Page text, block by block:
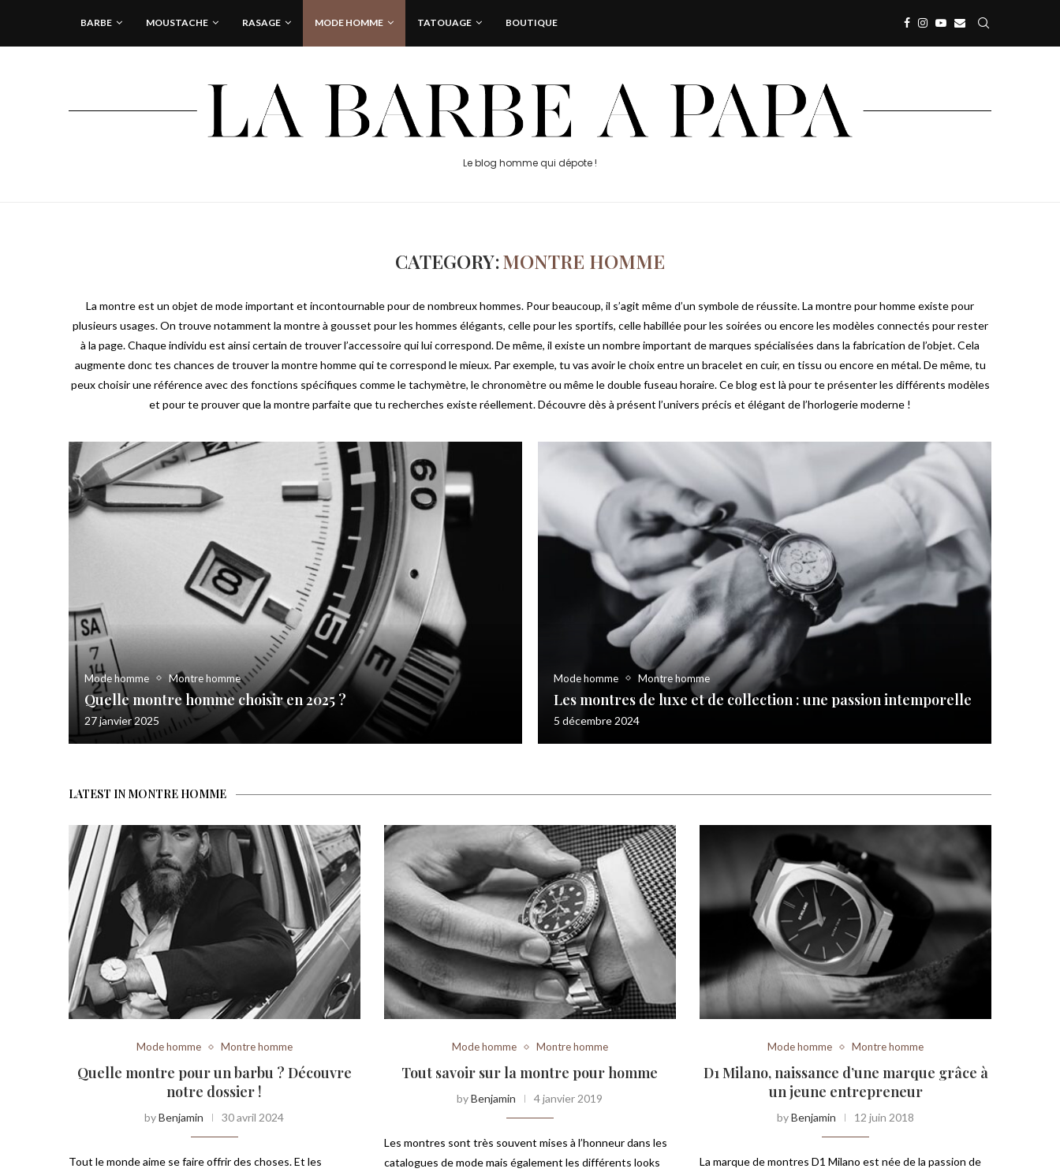
BARBE MOUSTACHE RASAGE MODE HOMME TATOUAGE BOUTIQUE
Le blog homme qui dépote !
CATEGORY:MONTRE HOMME
La montre est un objet de mode important et incontournable pour de nombreux hommes. Pour beaucoup, il s’agit même d’un symbole de réussite. La montre pour homme existe pour
plusieurs usages. On trouve notamment la montre à gousset pour les hommes élégants, celle pour les sportifs, celle habillée pour les soirées ou encore les modèles connectés pour rester
à la page. Chaque individu est ainsi certain de trouver l’accessoire qui lui correspond. De même, il existe un nombre important de marques spécialisées dans la fabrication de l’objet. Cela
augmente donc tes chances de trouver la montre homme qui te correspond le mieux. Par exemple, tu vas avoir le choix entre un bracelet en cuir, en tissu ou encore en métal. De même, tu
peux choisir une référence avec des fonctions spécifiques comme le tachymètre, le chronomètre ou même le double fuseau horaire. Ce blog est là pour te présenter les différents modèles
et pour te prouver que la montre parfaite que tu recherches existe réellement. Découvre dès à présent l’univers précis et élégant de l’horlogerie moderne !
Mode homme Montre homme
Quelle montre homme choisir en 2025 ?
27 janvier 2025
Mode homme Montre homme
Les montres de luxe et de collection : une passion intemporelle
5 décembre 2024
LATEST IN MONTRE HOMME
Mode homme Montre homme
Quelle montre pour un barbu ? Découvre
notre dossier !
byBenjamin 30 avril 2024
Tout le monde aime se faire offrir des choses. Et les
Mode homme Montre homme
Tout savoir sur la montre pour homme
byBenjamin 4 janvier 2019
Les montres sont très souvent mises à l’honneur dans les
catalogues de mode mais également les différents looks
Mode homme Montre homme
D1 Milano, naissance d’une marque grâce à
un jeune entrepreneur
byBenjamin 12 juin 2018
La marque de montres D1 Milano est née de la passion de